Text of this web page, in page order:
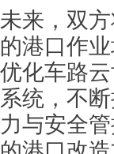
未来，双
的港口作
优化车路
系统，不
力与安全